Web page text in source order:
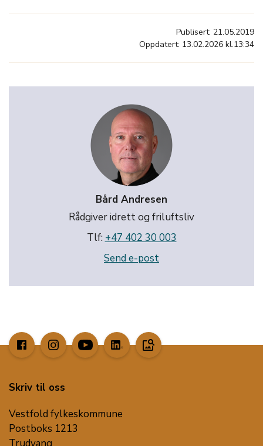
Publisert: 21.05.2019
Oppdatert: 13.02.2026 kl.13:34
Bård Andresen
Rådgiver idrett og friluftsliv
Tlf: +47 402 30 003
Send e-post
image_search
Skriv til oss
Vestfold fylkeskommune
Postboks 1213